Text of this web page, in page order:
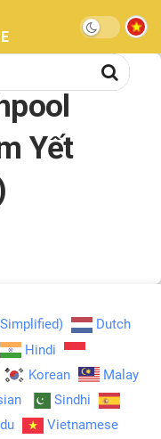
Yết
Dutch
Hindi
Korean
Malay
Sindhi
Vietnamese